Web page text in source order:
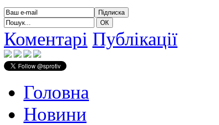
Коментарі Публікації
Головна
Новини